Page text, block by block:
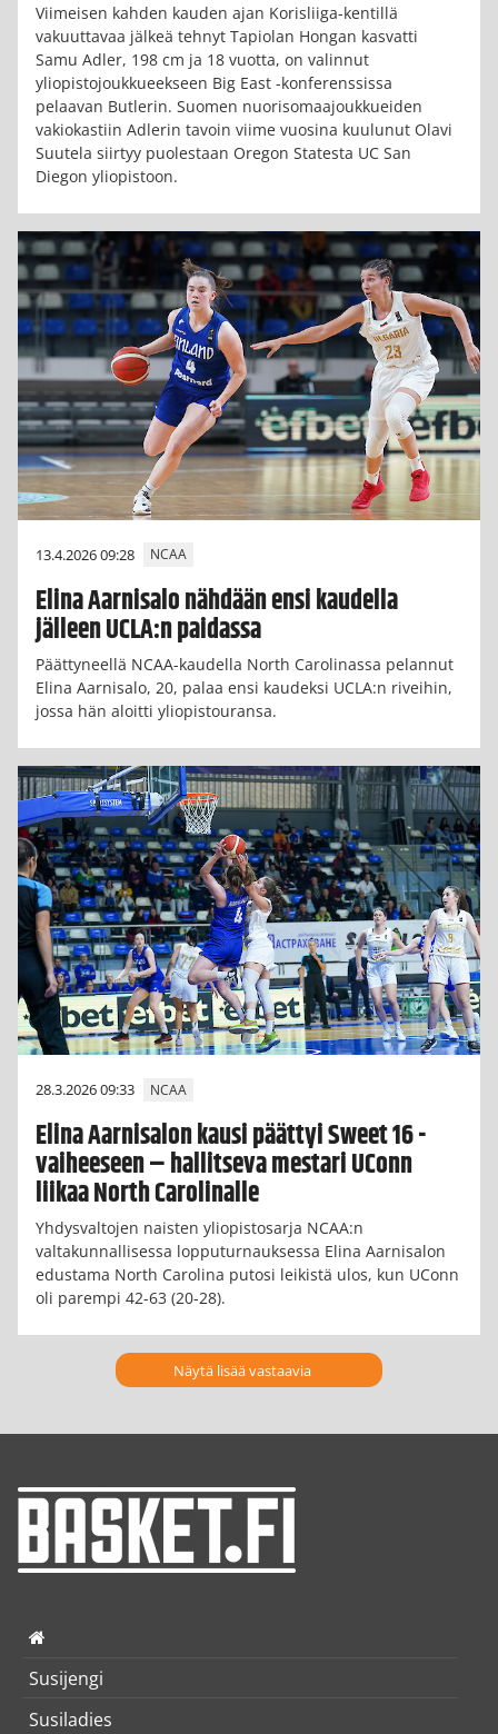
Viimeisen kahden kauden ajan Korisliiga-kentillä
vakuuttavaa jälkeä tehnyt Tapiolan Hongan kasvatti
Samu Adler, 198 cm ja 18 vuotta, on valinnut
yliopistojoukkueekseen Big East -konferenssissa
pelaavan Butlerin. Suomen nuorisomaajoukkueiden
vakiokastiin Adlerin tavoin viime vuosina kuulunut Olavi
Suutela siirtyy puolestaan Oregon Statesta UC San
Diegon yliopistoon.
13.4.2026 09:28 NCAA
Elina Aarnisalo nähdään ensi kaudella
jälleen UCLA:n paidassa
Päättyneellä NCAA-kaudella North Carolinassa pelannut
Elina Aarnisalo, 20, palaa ensi kaudeksi UCLA:n riveihin,
jossa hän aloitti yliopistouransa.
28.3.2026 09:33 NCAA
Elina Aarnisalon kausi päättyi Sweet 16 -
vaiheeseen – hallitseva mestari UConn
liikaa North Carolinalle
Yhdysvaltojen naisten yliopistosarja NCAA:n
valtakunnallisessa lopputurnauksessa Elina Aarnisalon
edustama North Carolina putosi leikistä ulos, kun UConn
oli parempi 42-63 (20-28).
Näytä lisää vastaavia
Susijengi
Susiladies